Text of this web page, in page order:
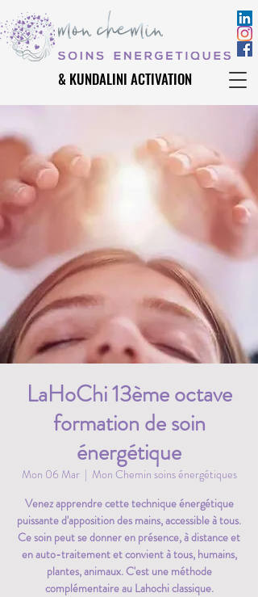
& KUNDALINI ACTIVATION
& KUNDALINI ACTIVATION
LaHoChi 13ème octave
formation de soin
énergétique
Mon 06 Mar
  |
Mon Chemin soins énergétiques
Venez apprendre cette technique énergétique
puissante d'apposition des mains, accessible à tous.
Ce soin peut se donner en présence, à distance et
en auto-traitement et convient à tous, humains,
plantes, animaux. C'est une méthode
complémentaire au Lahochi classique.